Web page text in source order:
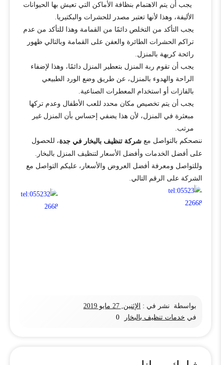
يجب أن يتم الاهتمام بنظافة الأماكن التي تعيش بها الحيوانات
الأليفة، وهذا لأنها تعتبر مصدر للحشرات والبكتيريا.
يجب التأكد من التخلص دائمًا من القمامة وهذا للتأكد من عدم
تراكم الحشرات الطائرة والعفن على القمامة وبالتالي ظهور
رائحة كريهة بالمنزل.
يجب أن تقوم ربة المنزل بتعطير المنزل دائمًا، وهذا لإضفاء
الراحة والهدوء بالمنزل، عن طريق وضع الورد الطبيعي
بالفازات أو استخدام المعطرات الصناعية.
يجب أن يتم تخصيص مكان محدد للعب الأطفال وعدم تركها
مبعثرة في المنزل، لأن هذا يضفي إحساس بأن المنزل غير
مرتب.
ننصحكم بالتواصل مع شركة تنظيف بالبخار في جدة، للحصول
على أفضل الخدمات وأفضل الأسعار لتنظيف المنزل بالبخار.
وللتواصل ومعرفة أفضل العروض والأسعار، عليكم التواصل مع
الشركة على الرقم التالي.
بواسطة نشر في :
الإثنين, 27 مايو 2019
في خدمات تنظيف بالبخار 0